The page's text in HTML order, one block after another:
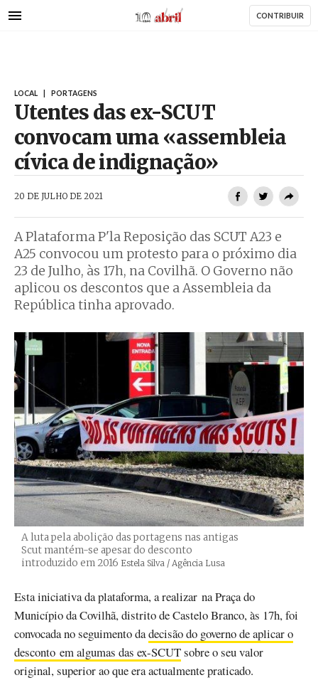
para
AbrilAbril CONTRIBUIR
LOCAL PORTAGENS
Utentes das ex-SCUT
convocam uma «assembleia
cívica de indignação»
20 DE JULHO DE 2021
A Plataforma P'la Reposição das SCUT A23 e
A25 convocou um protesto para o próximo dia
23 de Julho, às 17h, na Covilhã. O Governo não
aplicou os descontos que a Assembleia da
República tinha aprovado.
A luta pela abolição das portagens nas antigas
Scut mantém-se apesar do desconto
introduzido em 2016 Créditos
Estela Silva / Agência Lusa
Esta iniciativa da plataforma, a realizar na Praça do
Município da Covilhã, distrito de Castelo Branco, às 17h, foi
convocada no seguimento dadecisão do governo de aplicar o
desconto em algumas das ex-SCUTsobre o seu valor
original, superior ao que era actualmente praticado.